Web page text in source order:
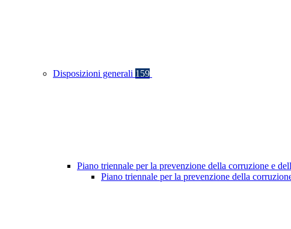
Disposizioni generali 159
Piano triennale per la prevenzione della corruzione e
Piano triennale per la prevenzione della